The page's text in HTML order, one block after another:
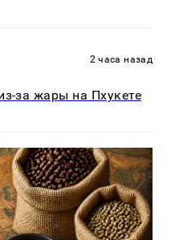
2 часа назад
за жары на Пхукете